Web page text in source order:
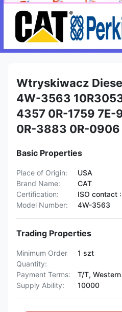
Wtryskiwacz
4W-3563
4357 0R-1759
0R-3883 0R-0906
Basic Properties
Place of Origin:
USA
Brand Name:
CAT
Certification:
ISO contact
Model Number:
4W-3563
Trading Properties
Minimum Order
Quantity:
1 szt
Payment Terms:
T/T, Western
Supply Ability:
10000